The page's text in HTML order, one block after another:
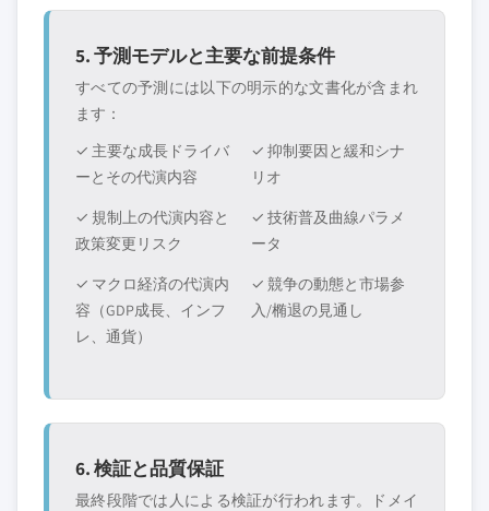
5. 予測モデルと主要な前提条件
すべての予測には以下の明示的な文書化が含まれ
ます：
✓ 主要な成長ドライバ
ーとその代演内容
✓ 抑制要因と緩和シナ
リオ
✓ 規制上の代演内容と
政策変更リスク
✓ 技術普及曲線パラメ
ータ
✓ マクロ経済の代演内
容（GDP成長、インフ
レ、通貨）
✓ 競争の動態と市場参
入/椭退の見通し
6. 検証と品質保証
最終段階では人による検証が行われます。ドメイ